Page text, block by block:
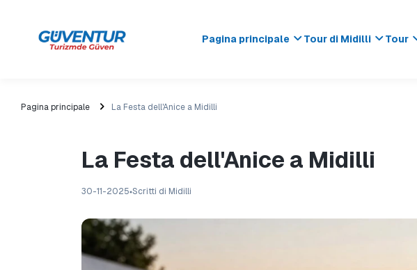
Pagina principale Tour di Midilli Tour
Pagina principale La Festa dell'Anice a Midilli
La Festa dell'Anice a Midilli
30-11-2025 Scritti di Midilli